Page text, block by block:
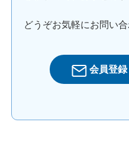
どうぞお気軽にお問い合
会員登録